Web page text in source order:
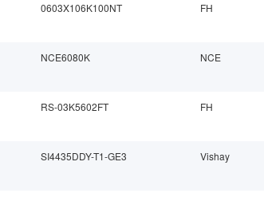
0603X106K100NT FH
NCE6080K NCE
RS-03K5602FT FH
SI4435DDY-T1-GE3 Vishay